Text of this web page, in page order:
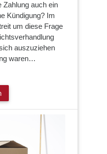
Zahlung auch ein
Kündigung? Im
um diese Frage
auszuziehen
waren…